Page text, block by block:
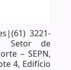
3221-
Setor de
– SEPN,
4, Edifício